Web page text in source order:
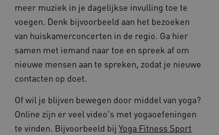
meer muziek in je dagelijkse invulling toe te
voegen. Denk bijvoorbeeld aan het bezoeken
van huiskamerconcerten in de regio. Ga hier
samen met iemand naar toe en spreek af om
nieuwe mensen aan te spreken, zodat je nieuwe
contacten op doet.
Of wil je blijven bewegen door middel van yoga?
Online zijn er veel video's met yogaoefeningen
te vinden. Bijvoorbeeld bij Yoga Fitness Sport
AWSALBCORS
Amazon.com Inc.
vilans.blueconic.net
__Secure-ROLLOUT_TOKEN
x-ms-routing-name
.www.beteroud.nl
55